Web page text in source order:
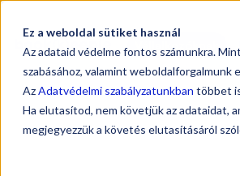
Ez a weboldal sütiket használ
Az adataid védelme fontos számunkra.
szabásához, valamint
AzAdatvédelmi szabályzatunkban többet
Ha elutasítod, nem követjük az adataidat,
megjegyezzük a követés elutasításáról
Vállalkozóknak
Blog / SZÉP-